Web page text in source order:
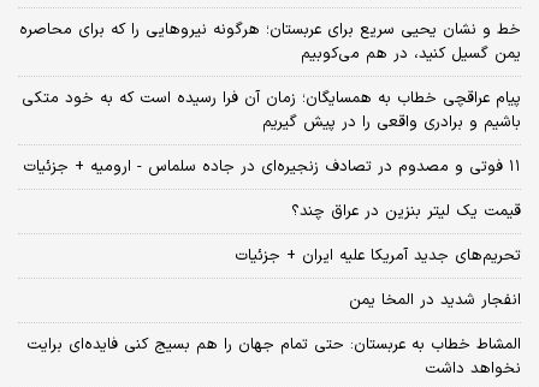
خط و نشان یحیی سریع برای عربستان؛ هرگونه نیروهایی را که برای محاصره
یمن گسیل کنید، در هم می‌کوبیم
پیام عراقچی خطاب به همسایگان؛ زمان آن فرا رسیده است که به خود متکی
باشیم و برادری واقعی را در پیش گیریم
۱۱ فوتی و مصدوم در تصادف زنجیره‌ای در جاده سلماس - ارومیه + جزئیات
قیمت یک لیتر بنزین در عراق چند؟
تحریم‌های جدید آمریکا علیه ایران + جزئیات
انفجار شدید در المخا یمن
المشاط خطاب به عربستان: حتی تمام جهان را هم بسیج کنی فایده‌ای برایت
نخواهد داشت